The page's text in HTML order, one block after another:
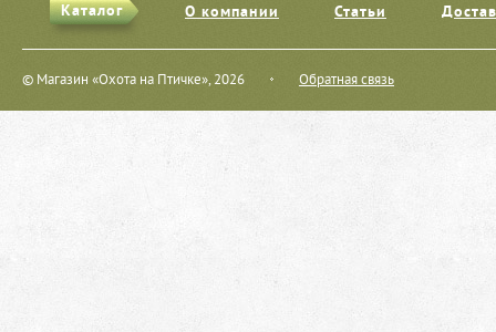
Каталог О компании Статьи
© Магазин «Охота на Птичке», 2026 Обратная связь